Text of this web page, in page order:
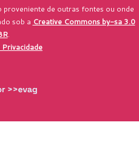
proveniente de outras fontes ou onde
sob a Creative Commons by-sa 3.0
.